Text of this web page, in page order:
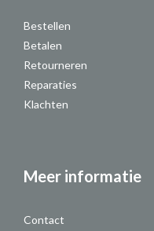
Bestellen
Betalen
Retourneren
Reparaties
Klachten
Meer informatie
Contact